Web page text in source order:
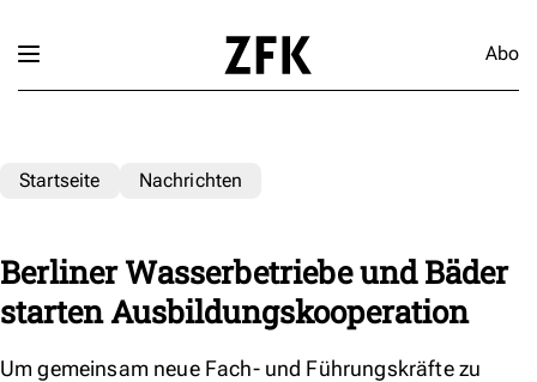
Abo
Startseite Nachrichten
Berliner Wasserbetriebe und Bäder
starten Ausbildungskooperation
Um gemeinsam neue Fach- und Führungskräfte zu